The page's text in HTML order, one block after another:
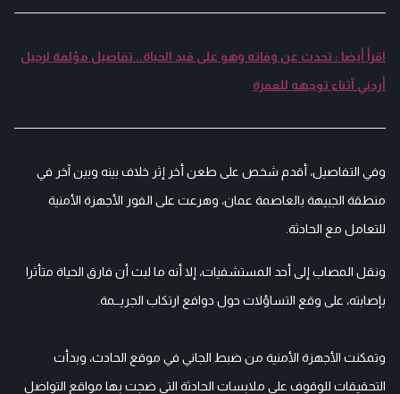
اقرأ أيضا : تحدث عن وفاته وهو على قيد الحياة.. تفاصيل مؤلمة لرحيل
أردني آثناء توجهه للعمرة
وفي التفاصيل، أقدم شخص على طعن أخر إثر خلاف بينه وبين آخر في
منطقة الجبيهة بالعاصمة عمان، وهرعت على الفور الأجهزة الأمنية
للتعامل مع الحادثة.
ونقل المصاب إلى أحد المستشفيات، إلا أنه ما لبث أن فارق الحياة متأثرا
بإصابته، على وقع التساؤلات حول دوافع ارتكاب الجريــمة.
وتمكنت الأجهزة الأمنية من ضبط الجاني في موقع الحادث، وبدأت
التحقيقات للوقوف على ملابسات الحادثة التي ضجت بها مواقع التواصل